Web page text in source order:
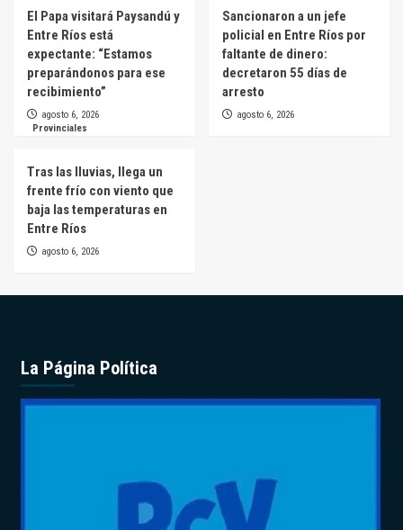
El Papa visitará Paysandú y
Entre Ríos está
expectante: “Estamos
preparándonos para ese
recibimiento”
agosto 6, 2026
Sancionaron a un jefe
policial en Entre Ríos por
faltante de dinero:
decretaron 55 días de
arresto
agosto 6, 2026
Provinciales
Tras las lluvias, llega un
frente frío con viento que
baja las temperaturas en
Entre Ríos
agosto 6, 2026
La Página Política